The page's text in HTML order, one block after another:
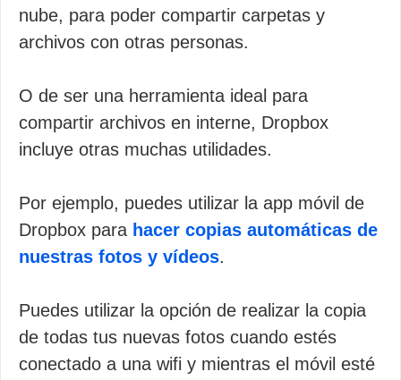
nube, para poder compartir carpetas y
archivos con otras personas.
O de ser una herramienta ideal para
compartir archivos en interne, Dropbox
incluye otras muchas utilidades.
Por ejemplo, puedes utilizar la app móvil de
Dropbox para hacer copias automáticas de
nuestras fotos y vídeos.
Puedes utilizar la opción de realizar la copia
de todas tus nuevas fotos cuando estés
conectado a una wifi y mientras el móvil esté